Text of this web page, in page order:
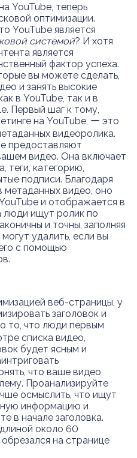
YouTube, теперь
оптимизации.
YouTube является
системой? И хотя
является
фактор успеха.
вы можете сделать,
и занять высокие
в YouTube, так и в
Первый шаг к тому,
на YouTube, ー это
видеоролика.
предоставляют
видео. Она включает
теги, категорию,
подписи. Благодаря
видео, оно
и отображается в
люди ищут ролик по
и точны, заполняя
удалить, если вы
с помощью
веб-страницы, у
заголовок и
то, что люди первым
списка видео,
будет ясным и
что ваше видео
Проанализируйте
осмыслить, что ищут
информацию и
в начале заголовка.
около 60
на странице